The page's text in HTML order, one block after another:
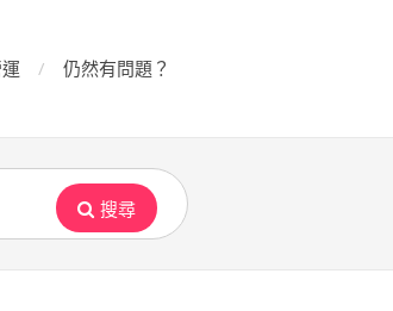
仍然有問題？
搜尋